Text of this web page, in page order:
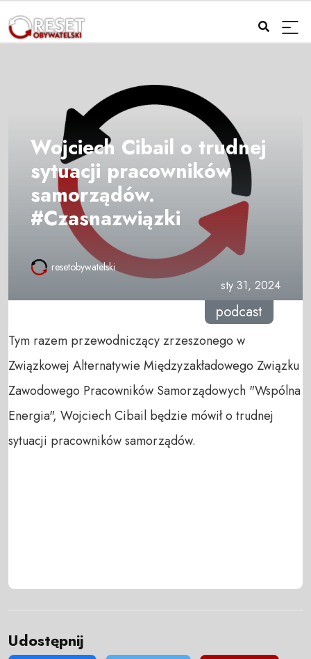
Wojciech Cibail o trudnej
sytuacji pracowników
samorządów.
#Czasnazwiązki
resetobywatelski
sty 31, 2024
podcast
Tym razem przewodniczący zrzeszonego w
Związkowej Alternatywie Międzyzakładowego Związku
Zawodowego Pracowników Samorządowych "Wspólna
Energia", Wojciech Cibail będzie mówił o trudnej
sytuacji pracowników samorządów.
Udostępnij